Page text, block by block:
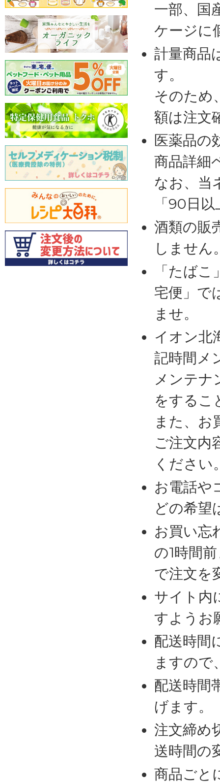
一部、国
ケージに
計量商品
す。
そのため
額は注文
医薬品の
商品詳細
なお、当
「90日
酒類の販
しません
「たば
宅便」で
ませ。
イオン北
記時間メ
メンテナ
をするこ
また、お
ご注文内
ください
お電話や
どの希望
お買い忘
の1時間
で注文を
サイト内
すようお
配送時間
ますので
配送時間
げます。
注文締め
送時間の
商品ごと